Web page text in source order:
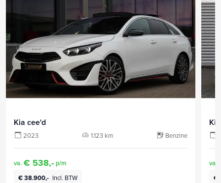
Kia cee'd
2023 1.123 km Benzine
va. € 538,- p/m
€ 38.900,- Incl. BTW
va.
€